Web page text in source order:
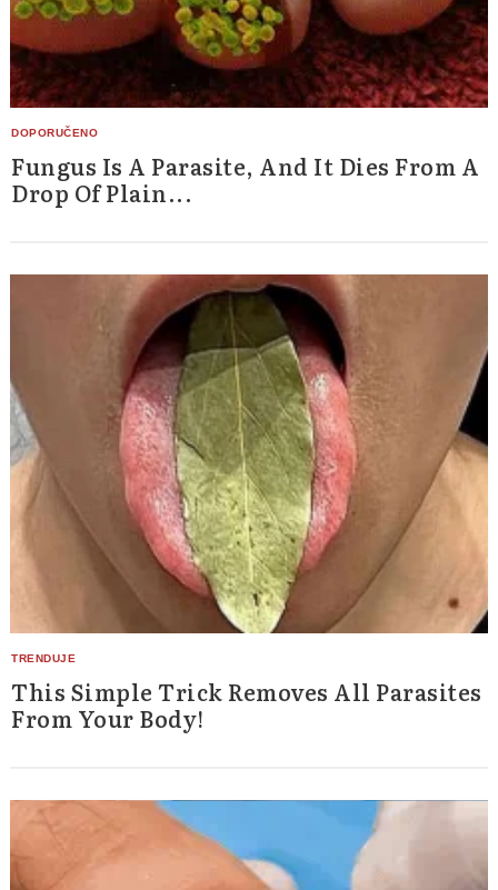
Fungus Is A Parasite, And It Dies From A
Drop Of Plain...
This Simple Trick Removes All Parasites
From Your Body!